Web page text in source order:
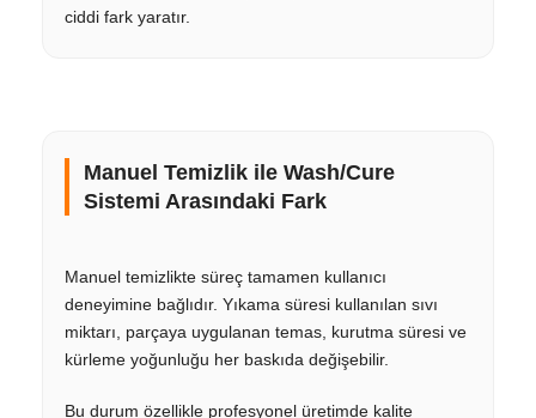
ciddi fark yaratır.
Manuel Temizlik ile Wash/Cure
Sistemi Arasındaki Fark
Manuel temizlikte süreç tamamen kullanıcı
deneyimine bağlıdır. Yıkama süresi kullanılan sıvı
miktarı, parçaya uygulanan temas, kurutma süresi ve
kürleme yoğunluğu her baskıda değişebilir.
Bu durum özellikle profesyonel üretimde kalite